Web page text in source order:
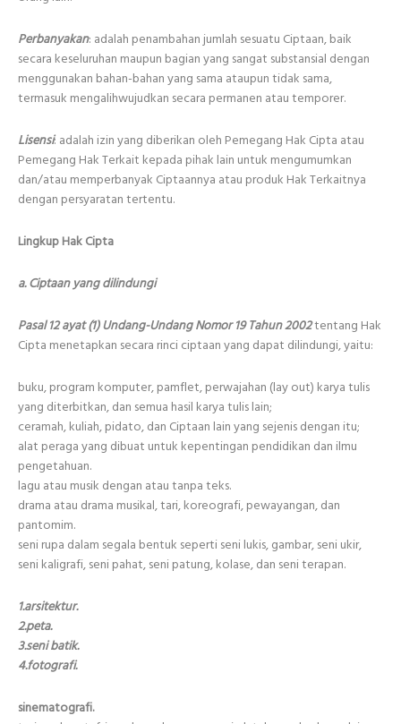
Perbanyakan: adalah penambahan jumlah sesuatu Ciptaan, baik
secara keseluruhan maupun bagian yang sangat substansial dengan
menggunakan bahan-bahan yang sama ataupun tidak sama,
termasuk mengalihwujudkan secara permanen atau temporer.
Lisensi: adalah izin yang diberikan oleh Pemegang Hak Cipta atau
Pemegang Hak Terkait kepada pihak lain untuk mengumumkan
dan/atau memperbanyak Ciptaannya atau produk Hak Terkaitnya
dengan persyaratan tertentu.
Lingkup Hak Cipta
a. Ciptaan yang dilindungi
Pasal 12 ayat (1) Undang-Undang Nomor 19 Tahun 2002tentang Hak
Cipta menetapkan secara rinci ciptaan yang dapat dilindungi, yaitu:
buku, program komputer, pamflet, perwajahan (lay out) karya tulis
yang diterbitkan, dan semua hasil karya tulis lain;
ceramah, kuliah, pidato, dan Ciptaan lain yang sejenis dengan itu;
alat peraga yang dibuat untuk kepentingan pendidikan dan ilmu
pengetahuan.
lagu atau musik dengan atau tanpa teks.
drama atau drama musikal, tari, koreografi, pewayangan, dan
pantomim.
seni rupa dalam segala bentuk seperti seni lukis, gambar, seni ukir,
seni kaligrafi, seni pahat, seni patung, kolase, dan seni terapan.
1.arsitektur.
2.peta.
3.seni batik.
4.fotografi.
sinematografi.